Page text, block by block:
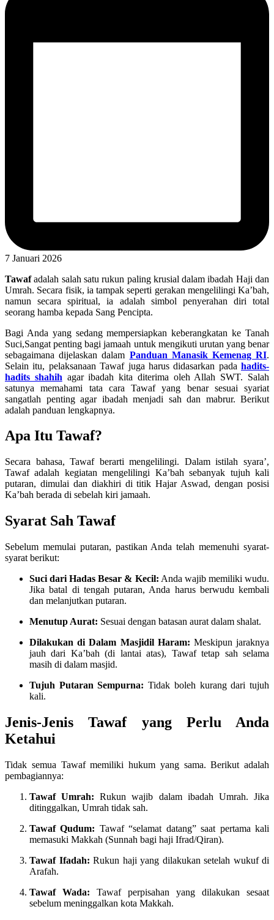
7 Januari 2026
Tawafadalah salah satu rukun paling krusial dalam ibadah Haji dan
Umrah. Secara fisik, ia tampak seperti gerakan mengelilingi Ka’bah,
namun secara spiritual, ia adalah simbol penyerahan diri total
seorang hamba kepada Sang Pencipta.
Bagi Anda yang sedang mempersiapkan keberangkatan ke Tanah
Suci,Sangat penting bagi jamaah untuk mengikuti urutan yang benar
sebagaimana dijelaskan dalam Panduan Manasik Kemenag RI.
Selain itu, pelaksanaan Tawaf juga harus didasarkan pada hadits-
hadits shahih agar ibadah kita diterima oleh Allah SWT. Salah
satunya memahami tata cara Tawaf yang benar sesuai syariat
sangatlah penting agar ibadah menjadi sah dan mabrur. Berikut
adalah panduan lengkapnya.
Apa Itu Tawaf?
Secara bahasa, Tawaf berarti mengelilingi. Dalam istilah syara’,
Tawaf adalah kegiatan mengelilingi Ka’bah sebanyak tujuh kali
putaran, dimulai dan diakhiri di titik Hajar Aswad, dengan posisi
Ka’bah berada di sebelah kiri jamaah.
Syarat Sah Tawaf
Sebelum memulai putaran, pastikan Anda telah memenuhi syarat-
syarat berikut:
Suci dari Hadas Besar & Kecil: Anda wajib memiliki wudu.
Jika batal di tengah putaran, Anda harus berwudu kembali
dan melanjutkan putaran.
Menutup Aurat: Sesuai dengan batasan aurat dalam shalat.
Dilakukan di Dalam Masjidil Haram: Meskipun jaraknya
jauh dari Ka’bah (di lantai atas), Tawaf tetap sah selama
masih di dalam masjid.
Tujuh Putaran Sempurna: Tidak boleh kurang dari tujuh
kali.
Jenis-Jenis Tawaf yang Perlu Anda
Ketahui
Tidak semua Tawaf memiliki hukum yang sama. Berikut adalah
pembagiannya:
Tawaf Umrah: Rukun wajib dalam ibadah Umrah. Jika
ditinggalkan, Umrah tidak sah.
Tawaf Qudum: Tawaf “selamat datang” saat pertama kali
memasuki Makkah (Sunnah bagi haji Ifrad/Qiran).
Tawaf Ifadah: Rukun haji yang dilakukan setelah wukuf di
Arafah.
Tawaf Wada: Tawaf perpisahan yang dilakukan sesaat
sebelum meninggalkan kota Makkah.